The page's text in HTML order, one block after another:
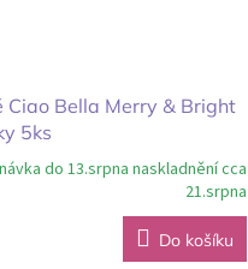
Ciao Bella Merry & Bright
5ks
do 13.srpna naskladnění cca
21.srpna
Do košíku